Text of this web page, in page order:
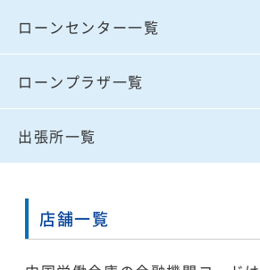
ローンセンター一覧
ローンプラザ一覧
出張所一覧
店舗一覧